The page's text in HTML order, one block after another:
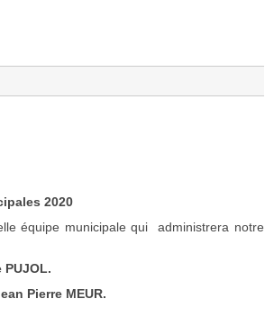
2020
équipe municipale qui administrera notre
PUJOL.
Pierre MEUR.